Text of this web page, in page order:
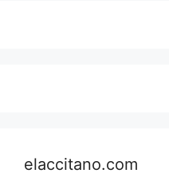
elaccitano.com